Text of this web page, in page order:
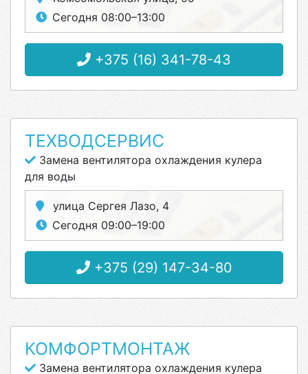
Сегодня 08:00–13:00
+375 (16) 341-78-43
ТЕХВОДСЕРВИС
Замена вентилятора охлаждения кулера
для воды
улица Сергея Лазо, 4
Сегодня 09:00–19:00
+375 (29) 147-34-80
КОМФОРТМОНТАЖ
Замена вентилятора охлаждения кулера